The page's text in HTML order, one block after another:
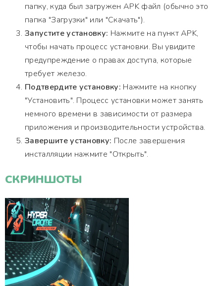
папку, куда был загружен APK файл (обычно это
папка "Загрузки" или "Скачать").
Запустите установку: Нажмите на пункт APK,
чтобы начать процесс установки. Вы увидите
предупреждение о правах доступа, которые
требует железо.
Подтвердите установку: Нажмите на кнопку
"Установить". Процесс установки может занять
немного времени в зависимости от размера
приложения и производительности устройства.
Завершите установку: После завершения
инсталляции нажмите "Открыть".
СКРИНШОТЫ